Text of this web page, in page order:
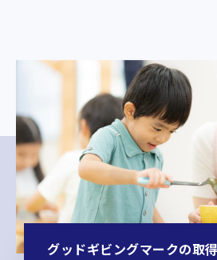
グッドギビングマークの取